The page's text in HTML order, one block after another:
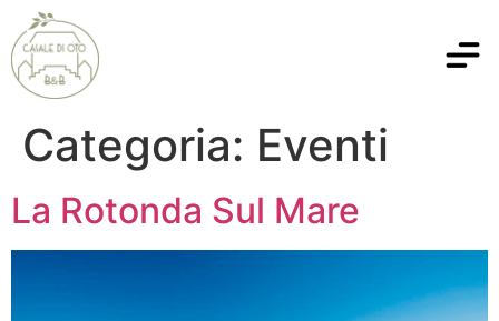
Categoria: Eventi
La Rotonda Sul Mare